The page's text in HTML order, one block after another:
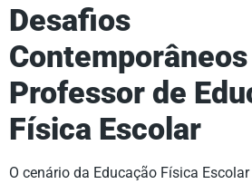
Desafios
Professor de
Física Escolar
O cenário da Educação Física